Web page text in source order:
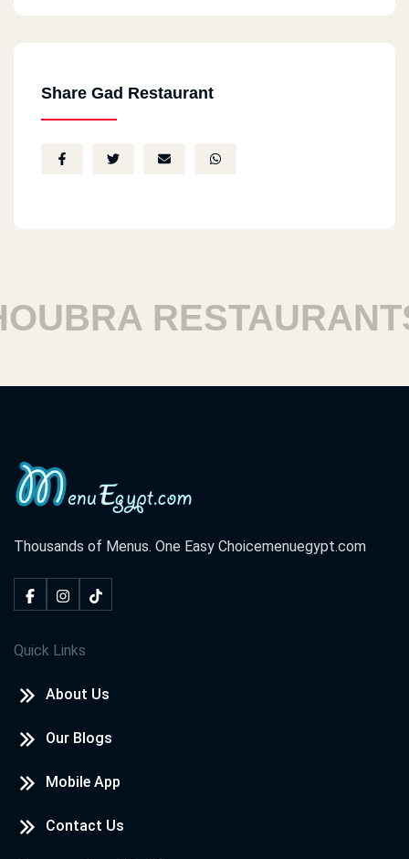
NEFSI TRODO AWI
NEFSI TRODO AWI
Share Gad Restaurant
RESTAURANTS
Thousands of Menus. One Easy Choicemenuegypt.com
Quick Links
About Us
Our Blogs
Mobile App
Contact Us